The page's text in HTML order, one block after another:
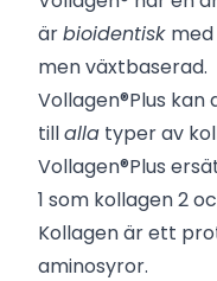
ärbioidentisk
men växtbaserad.
Vollagen®Plus
tillalla typer av
Vollagen®Plus
1 som kollagen 2
Kollagen är ett
aminosyror.